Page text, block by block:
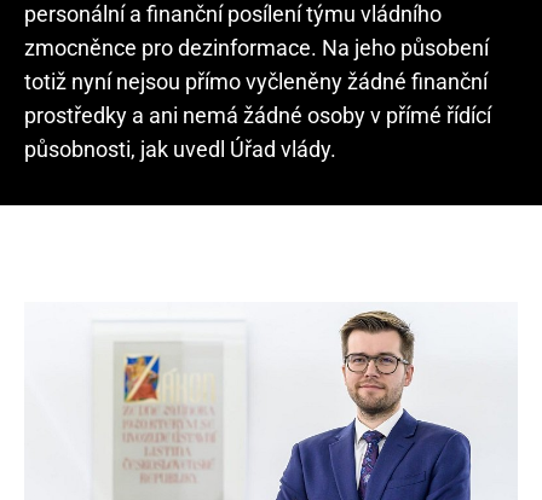
personální a finanční posílení týmu vládního
zmocněnce pro dezinformace. Na jeho působení
totiž nyní nejsou přímo vyčleněny žádné finanční
prostředky a ani nemá žádné osoby v přímé řídící
působnosti, jak uvedl Úřad vlády.